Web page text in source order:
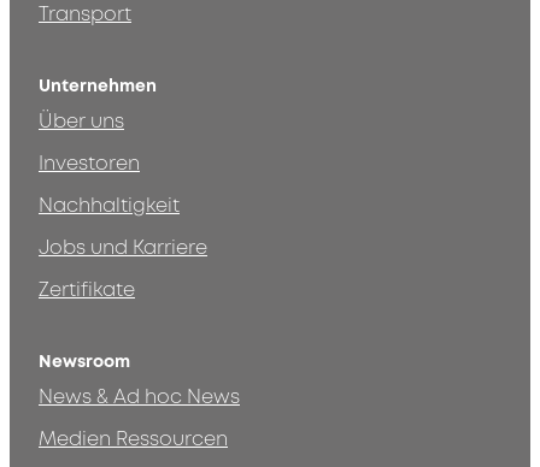
Transport
Unternehmen
Über uns
Investoren
Nachhaltigkeit
Jobs und Karriere
Zertifikate
Newsroom
News & Ad hoc News
Medien Ressourcen